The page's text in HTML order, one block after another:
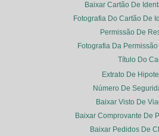
Baixar Cartão De
Fotografia Do Cartão De
Permissão De
Fotografia Da
Título Do
Extrato De
Número De
Baixar Visto De
Baixar Comprovante De
Baixar Pedidos De